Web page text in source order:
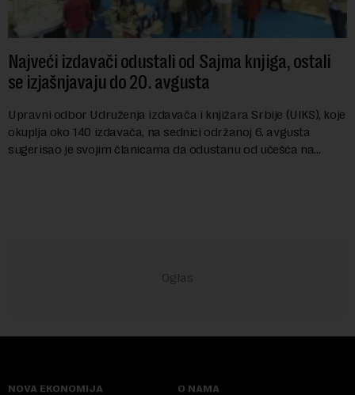
Najveći izdavači odustali od Sajma knjiga, ostali
se izjašnjavaju do 20. avgusta
Upravni odbor Udruženja izdavača i knjižara Srbije (UIKS), koje
okuplja oko 140 izdavača, na sednici održanoj 6. avgusta
sugerisao je svojim članicama da odustanu od učešća na
NOVA EKONOMIJA O NAMA